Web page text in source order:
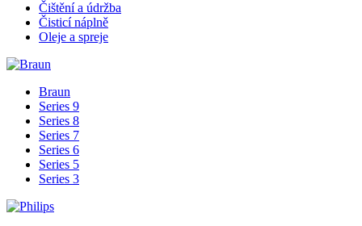
Čištění a údržba
Čisticí náplně
Oleje a spreje
Braun
Series 9
Series 8
Series 7
Series 6
Series 5
Series 3